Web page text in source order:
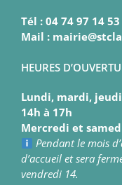
Tél : 04 74 97 14 53
Mail :
HEURES
Lundi, mardi,
14h à 17h
Mercredi et
Pendant le mois
d’accueil et sera
vendredi 14.